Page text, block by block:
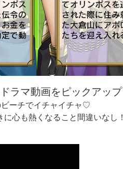
ラマ動画をピックアップ
ーチでイチャイチャ♡
心も熱くなること間違いなし！